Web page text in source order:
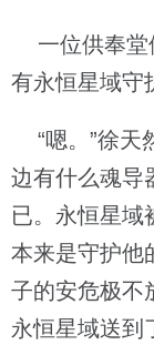
一位供奉堂
有永恒星域守
“嗯。”徐天
边有什么魂导
已。永恒星域
本来是守护他
子的安危极不
永恒星域送到